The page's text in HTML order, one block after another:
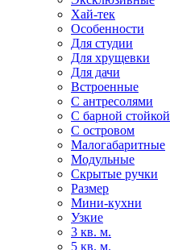
Хай-тек
Особенности
Для студии
Для хрущевки
Для дачи
Встроенные
С антресолями
С барной стойкой
С островом
Малогабаритные
Модульные
Скрытые ручки
Размер
Мини-кухни
Узкие
3 кв. м.
5 кв. м.